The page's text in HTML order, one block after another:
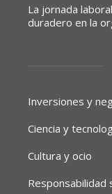
La jornada
duradero en la
Inversiones y
Ciencia y
Cultura y ocio
Responsabilidad